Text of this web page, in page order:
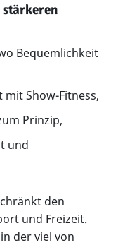
stärkeren
Bequemlichkeit
mit Show-Fitness,
Prinzip,
und
den
und Freizeit.
der viel von